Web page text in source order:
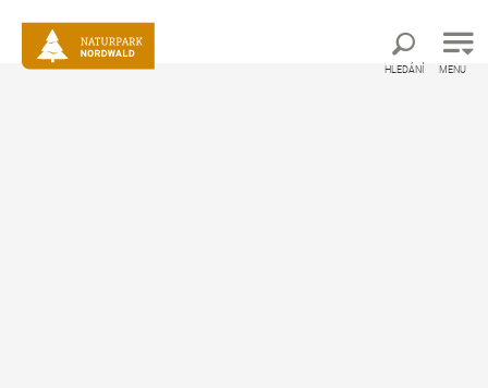
Přímo k vyhledávání plného textu
Přímo k obsahu
HLEDÁNÍ MENU